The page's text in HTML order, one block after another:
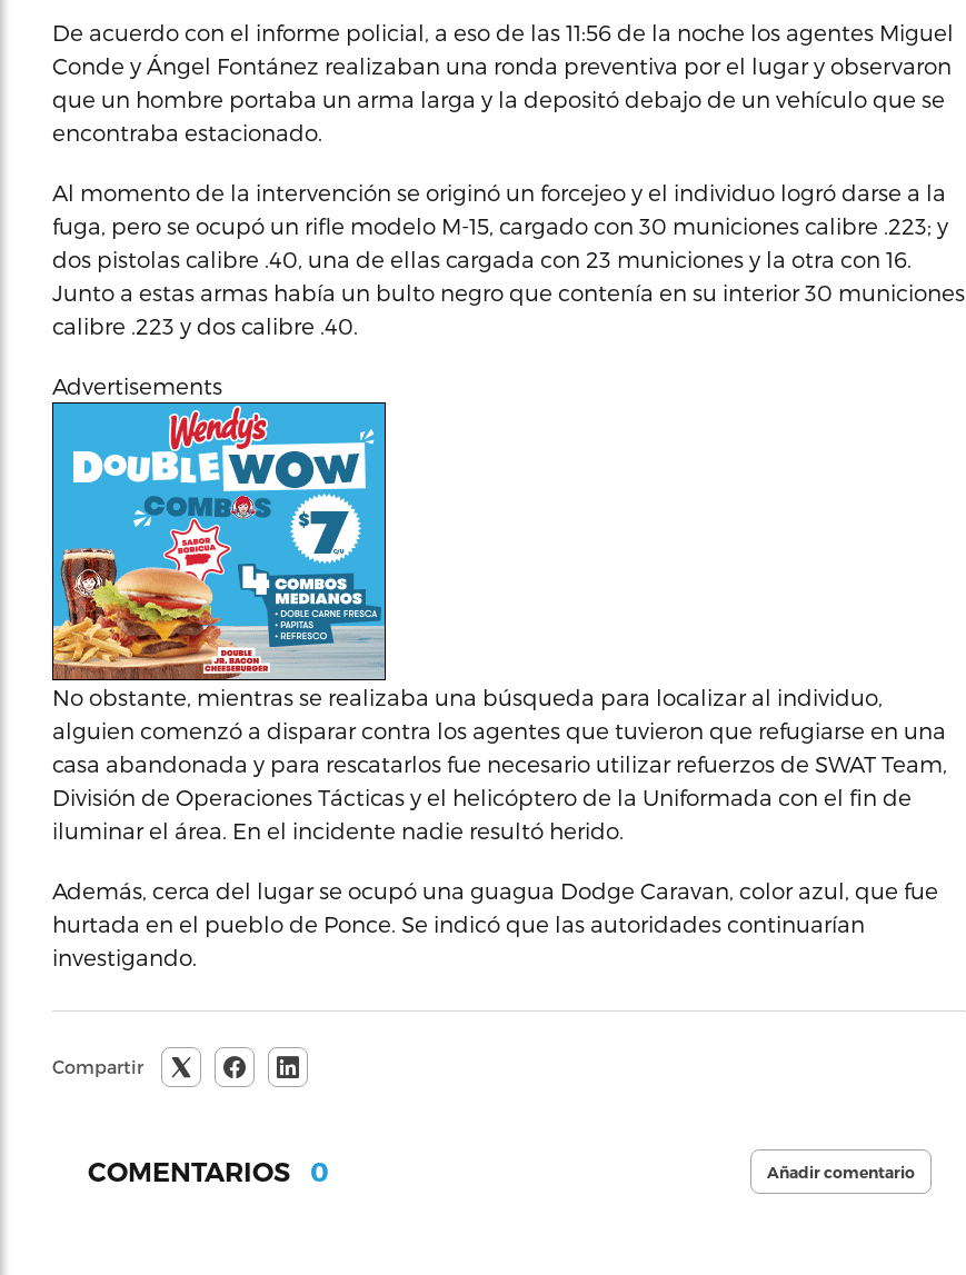
De acuerdo con el informe policial, a eso de las 11:56 de la noche los agentes Miguel
Conde y Ángel Fontánez realizaban una ronda preventiva por el lugar y observaron
que un hombre portaba un arma larga y la depositó debajo de un vehículo que se
encontraba estacionado.
Al momento de la intervención se originó un forcejeo y el individuo logró darse a la
fuga, pero se ocupó un rifle modelo M-15, cargado con 30 municiones calibre .223; y
dos pistolas calibre .40, una de ellas cargada con 23 municiones y la otra con 16.
Junto a estas armas había un bulto negro que contenía en su interior 30 municiones
calibre .223 y dos calibre .40.
Advertisements
No obstante, mientras se realizaba una búsqueda para localizar al individuo,
alguien comenzó a disparar contra los agentes que tuvieron que refugiarse en una
casa abandonada y para rescatarlos fue necesario utilizar refuerzos de SWAT Team,
División de Operaciones Tácticas y el helicóptero de la Uniformada con el fin de
iluminar el área. En el incidente nadie resultó herido.
Además, cerca del lugar se ocupó una guagua Dodge Caravan, color azul, que fue
hurtada en el pueblo de Ponce. Se indicó que las autoridades continuarían
investigando.
Compartir
COMENTARIOS 0 Añadir comentario